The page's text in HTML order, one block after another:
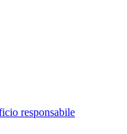
responsabile